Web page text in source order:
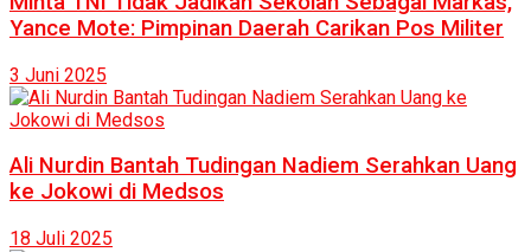
Yance Mote: Pimpinan Daerah Carikan Pos Militer
3 Juni 2025
Ali Nurdin Bantah Tudingan Nadiem Serahkan Uang
ke Jokowi di Medsos
18 Juli 2025